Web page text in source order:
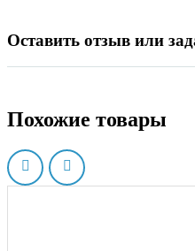
Оставить отзыв или
Похожие товары